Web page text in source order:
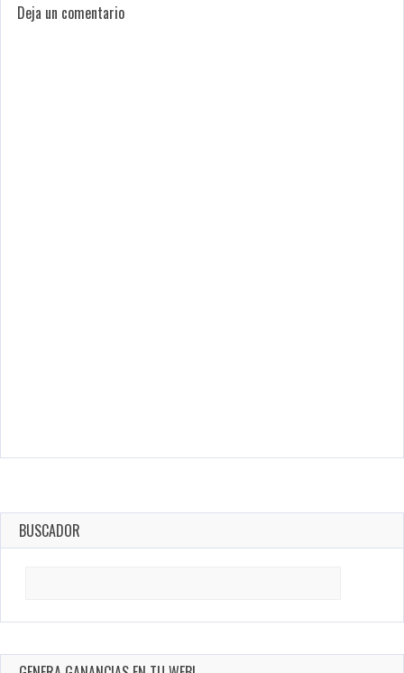
Deja un comentario
BUSCADOR